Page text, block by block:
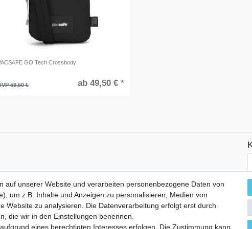
GO Tech Crossbody
59,50 € ab 49,50 € *
auf unserer Website und verarbeiten personenbezogene Daten von
um z.B. Inhalte und Anzeigen zu personalisieren, Medien von
Website zu analysieren. Die Datenverarbeitung erfolgt erst durch
die wir in den Einstellungen benennen.
eines berechtigten Interesses erfolgen. Die Zustimmung kann